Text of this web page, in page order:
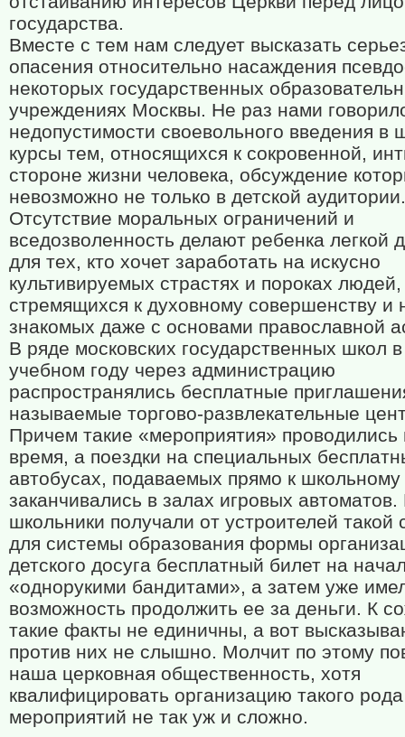
государства.
Вместе с тем нам следует высказать
опасения относительно насаждения
некоторых государственных
учреждениях Москвы. Не раз нами
недопустимости своевольного введения в
курсы тем, относящихся к сокровенной,
стороне жизни человека, обсуждение
невозможно не только в детской аудитории.
Отсутствие моральных ограничений и
вседозволенность делают ребенка легкой
для тех, кто хочет заработать на искусно
культивируемых страстях и пороках
стремящихся к духовному совершенству и
знакомых даже с основами православной
В ряде московских государственных школ
учебном году через администрацию
распространялись бесплатные
называемые торгово-развлекательные
Причем такие «мероприятия» проводились
время, а поездки на специальных
автобусах, подаваемых прямо к школьному
заканчивались в залах игровых
школьники получали от устроителей такой
для системы образования формы
детского досуга бесплатный билет на
«однорукими бандитами», а затем уже
возможность продолжить ее за деньги. К
такие факты не единичны, а вот
против них не слышно. Молчит по этому
наша церковная общественность, хотя
квалифицировать организацию такого рода
мероприятий не так уж и сложно.